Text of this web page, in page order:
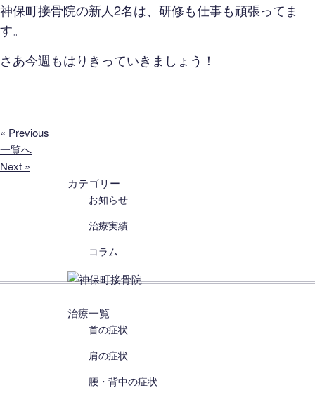
神保町接骨院の新人2名は、研修も仕事も頑張ってま
す。
さあ今週もはりきっていきましょう！
« Previous
一覧へ
Next »
カテゴリー
お知らせ
治療実績
コラム
治療一覧
首の症状
肩の症状
腰・背中の症状